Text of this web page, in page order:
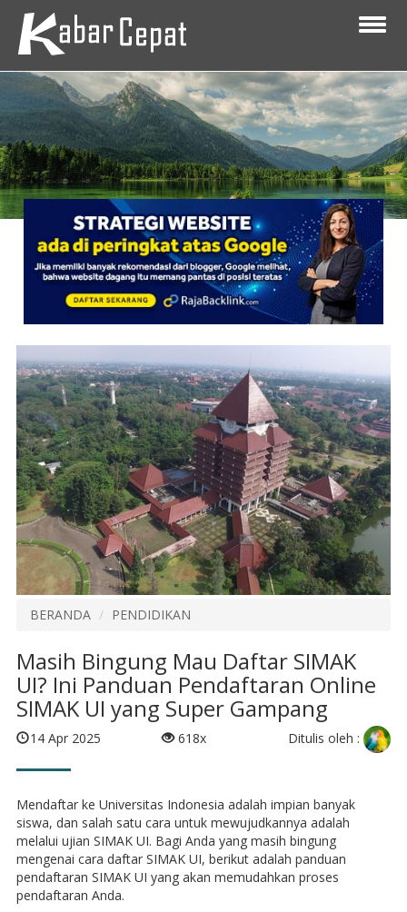
BERANDA PENDIDIKAN
Masih Bingung Mau Daftar SIMAK
UI? Ini Panduan Pendaftaran Online
SIMAK UI yang Super Gampang
14 Apr 2025 618x Ditulis oleh :
Mendaftar ke Universitas Indonesia adalah impian banyak
siswa, dan salah satu cara untuk mewujudkannya adalah
melalui ujian SIMAK UI. Bagi Anda yang masih bingung
mengenai cara daftar SIMAK UI, berikut adalah panduan
pendaftaran SIMAK UI yang akan memudahkan proses
pendaftaran Anda.